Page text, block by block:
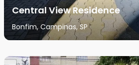
Central View Residence
Bonfim, Campinas, SP